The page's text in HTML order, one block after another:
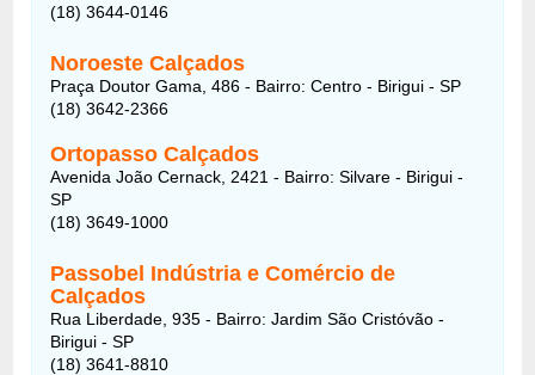
(18) 3644-0146
Noroeste Calçados
Praça Doutor Gama, 486 - Bairro: Centro - Birigui - SP
(18) 3642-2366
Ortopasso Calçados
Avenida João Cernack, 2421 - Bairro: Silvare - Birigui -
SP
(18) 3649-1000
Passobel Indústria e Comércio de
Calçados
Rua Liberdade, 935 - Bairro: Jardim São Cristóvão -
Birigui - SP
(18) 3641-8810